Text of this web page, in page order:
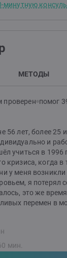
точку, где
и
вам сейчас
найти
себя живым
этот участок
к себе
минутную
МЕТОДЫ
проверен помог
56 лет, более 25
и
учиться в 1996
кризиса, когда в
у меня
я потерял
это же
перемен в
успешно
кризисы и
проблемы
мин.